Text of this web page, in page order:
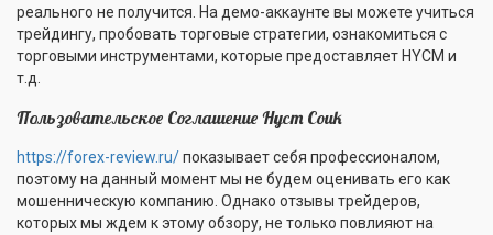
реального не получится. На демо-аккаунте вы можете учиться
трейдингу, пробовать торговые стратегии, ознакомиться с
торговыми инструментами, которые предоставляет HYCM и
т.д.
Пользовательское Соглашение Hycm Couk
https://forex-review.ru/показывает себя профессионалом,
поэтому на данный момент мы не будем оценивать его как
мошенническую компанию. Однако отзывы трейдеров,
которых мы ждем к этому обзору, не только повлияют на